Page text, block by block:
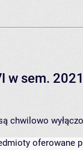
w sem.
chwilowo
oferowane